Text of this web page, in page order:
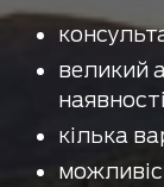
великий
кілька